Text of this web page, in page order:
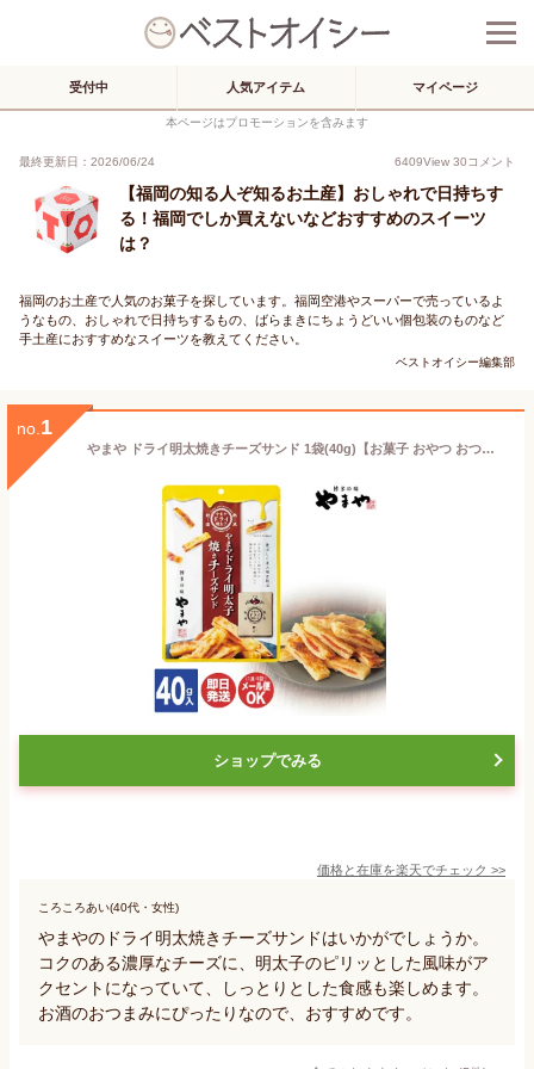
受付中 人気アイテム マイページ
本ページはプロモーションを含みます
最終更新日：2026/06/24 6409View 30コメント
【福岡の知る人ぞ知るお土産】おしゃれで日持ちす
る！福岡でしか買えないなどおすすめのスイーツ
は？
福岡のお土産で人気のお菓子を探しています。福岡空港やスーパーで売っているよ
うなもの、おしゃれで日持ちするもの、ばらまきにちょうどいい個包装のものなど
手土産におすすめなスイーツを教えてください。
ベストオイシー編集部
no. 1
やまや ドライ明太焼きチーズサンド 1袋(40g)【お菓子 おやつ おつまみ チータラ チーズ鱈 チーズたら 明太 明太子 博多 福岡 九州 ご当地 お取り寄せ 土産 お返し クリスマス 誕生日 バレンタイン 御礼 ご挨拶 プチギフト 粗品 景品 家飲み】
ショップでみる
価格と在庫を楽天でチェック >>
ころころあい(40代・女性)
やまやのドライ明太焼きチーズサンドはいかがでしょうか。
コクのある濃厚なチーズに、明太子のピリッとした風味がア
クセントになっていて、しっとりとした食感も楽しめます。
お酒のおつまみにぴったりなので、おすすめです。